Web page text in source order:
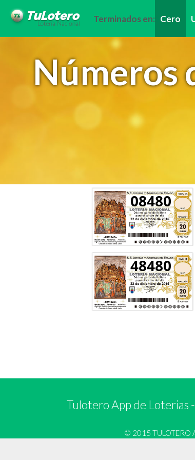
Terminados en: Cero
Números
08480
48480
Tulotero App de Loterias -
© 2015 TULOTERO